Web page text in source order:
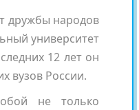
дружбы народов
университет
12 лет он
вузов России.
не только